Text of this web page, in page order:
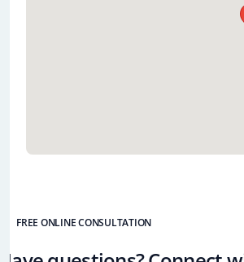
FREE ONLINE CONSULTATION